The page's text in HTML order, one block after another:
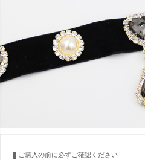
ご購入の前に必ずご確認ください